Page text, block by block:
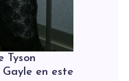
Tyson
en este